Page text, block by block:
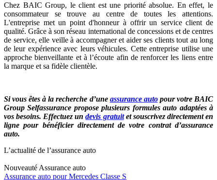
Chez BAIC Group, le client est une priorité absolue. En effet, le
consommateur se trouve au centre de toutes les attentions.
L'entreprise met un point d'honneur à offrir un service client de
qualité. Grâce à son réseau international de concessions et de centres
de service, elle veille à accompagner et aider ses clients tout au long
de leur expérience avec leurs véhicules. Cette entreprise utilise une
approche bienveillante et à l’écoute afin de renforcer les liens entre
la marque et sa fidèle clientèle.
Si vous êtes à la recherche d’une assurance autopour votre BAIC
Group Selfassurance propose plusieurs formules auto adaptées à
vos besoins. Effectuez undevis gratuit et souscrivez directement en
ligne pour bénéficier directement de votre contrat d’assurance
auto.
L’actualité de l’assurance auto
Nouveauté Assurance auto
Assurance auto pour Mercedes Classe S